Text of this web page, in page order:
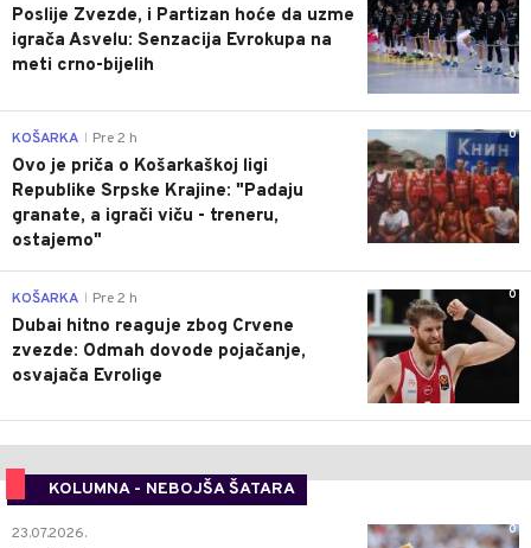
Poslije Zvezde, i Partizan hoće da uzme
igrača Asvelu: Senzacija Evrokupa na
meti crno-bijelih
0
KOŠARKA Pre 2 h
Ovo je priča o Košarkaškoj ligi
Republike Srpske Krajine: "Padaju
granate, a igrači viču - treneru,
ostajemo"
0
KOŠARKA Pre 2 h
Dubai hitno reaguje zbog Crvene
zvezde: Odmah dovode pojačanje,
osvajača Evrolige
KOLUMNA - NEBOJŠA ŠATARA
0
23.07.2026.